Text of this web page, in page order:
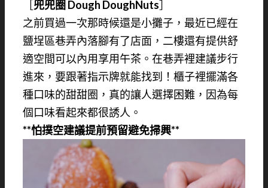
兜兜圈 Dough DoughNuts］
之前買過一次那時候還是小攤子，最近已經在
鹽埕區巷弄內落腳有了店面，二樓還有提供舒
適空間可以內用享用午茶。在巷弄裡建議步行
進來，要跟著指示牌就能找到！櫃子裡擺滿各
種口味的甜甜圈，真的讓人選擇困難，因為每
個口味看起來都很誘人。
**怕撲空建議提前預留避免掃興**